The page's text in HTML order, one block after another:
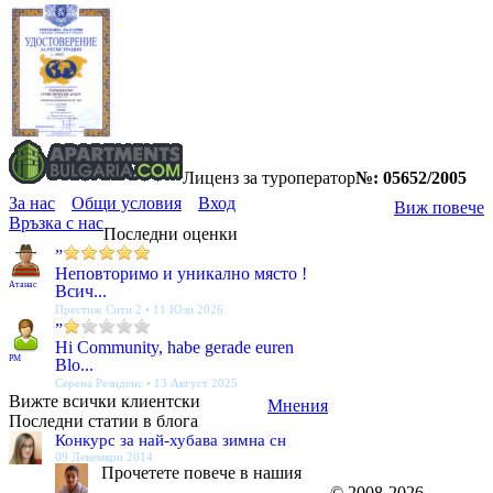
Лиценз за туроператор№: 05652/2005
Виж повече
За нас Общи условия
Вход
Връзка с нас
Последни оценки
Атанас
”
Неповторимо и уникално място !
Всич...
Престиж Сити 2 • 11 Юли 2026
PM
”
Hi Community, habe gerade euren
Blo...
Серена Резиденс • 13 Август 2025
Мнения
Вижте всички клиентски
Последни статии в блога
Конкурс за най-хубава зимна сн
09 Декември 2014
Прочетете повече в нашия